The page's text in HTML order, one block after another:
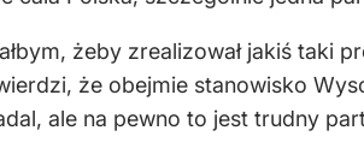
żeby zrealizował jakiś taki
że obejmie stanowisko
ale na pewno to jest trudny